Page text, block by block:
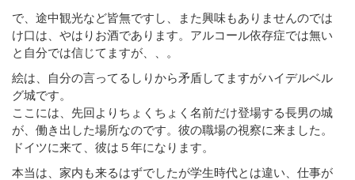
で、途中観光など皆無ですし、また興味もありませんのでは
け口は、やはりお酒であります。アルコール依存症では無い
と自分では信じてますが、、。
絵は、自分の言ってるしりから矛盾してますがハイデルベル
グ城です。
ここには、先回よりちょくちょく名前だけ登場する長男の城
が、働き出した場所なのです。彼の職場の視察に来ました。
ドイツに来て、彼は５年になります。
本当は、家内も来るはずでしたが学生時代とは違い、仕事が